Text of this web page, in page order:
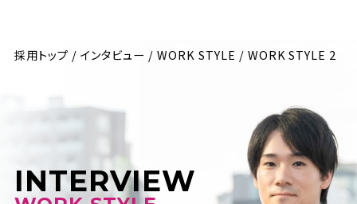
採用トップ インタビュー WORK STYLE WORK STYLE 2
INTERVIEW